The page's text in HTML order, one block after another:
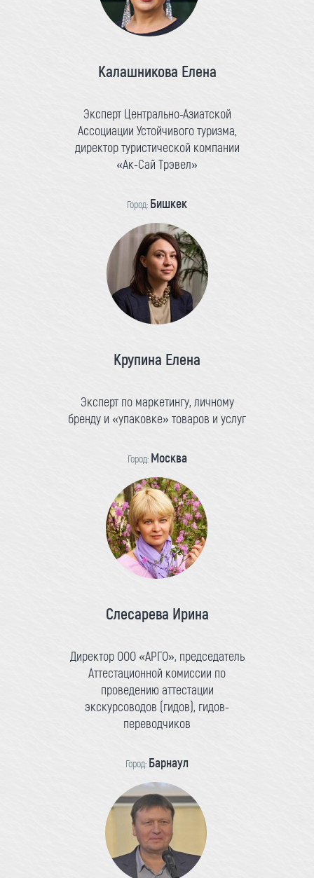
Калашникова Елена
Эксперт Центрально-Азиатской
Ассоциации Устойчивого туризма,
директор туристической компании
«Ак-Сай Трэвел»
Город: Бишкек
Крупина Елена
Эксперт по маркетингу, личному
бренду и «упаковке» товаров и услуг
Город: Москва
Слесарева Ирина
Директор ООО «АРГО», председатель
Аттестационной комиссии по
проведению аттестации
экскурсоводов (гидов), гидов-
переводчиков
Город: Барнаул